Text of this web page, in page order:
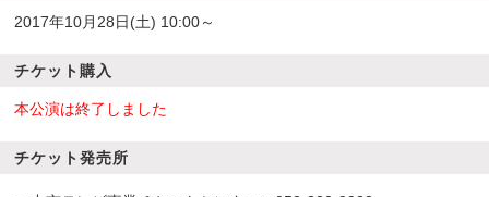
2017年10月28日(土) 10:00～
チケット購入
本公演は終了しました
チケット発売所